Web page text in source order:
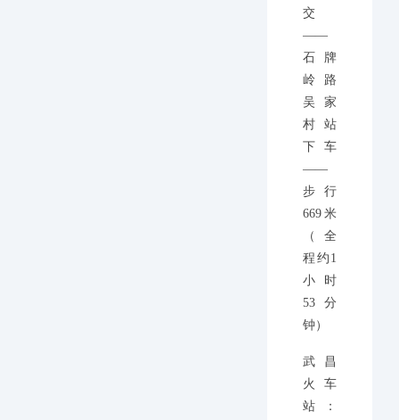
交
——
石牌
岭路
吴家
村站
下车
——
步行
669米
（全
程约1
小时
53分
钟）
武昌
火车
站：